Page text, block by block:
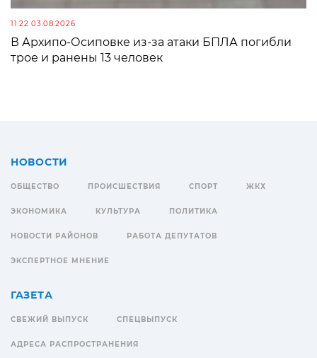
11:22 03.08.2026
В Архипо-Осиповке из-за атаки БПЛА погибли
трое и ранены 13 человек
НОВОСТИ
ОБЩЕСТВО ПРОИСШЕСТВИЯ СПОРТ ЖКХ
ЭКОНОМИКА КУЛЬТУРА ПОЛИТИКА
НОВОСТИ РАЙОНОВ РАБОТА ДЕПУТАТОВ
ЭКСПЕРТНОЕ МНЕНИЕ
ГАЗЕТА
СВЕЖИЙ ВЫПУСК СПЕЦВЫПУСК
АДРЕСА РАСПРОСТРАНЕНИЯ